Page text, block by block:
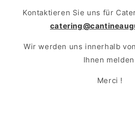
Kontaktieren Sie uns für
Wir werden uns innerhalb
Ihnen
Merci !